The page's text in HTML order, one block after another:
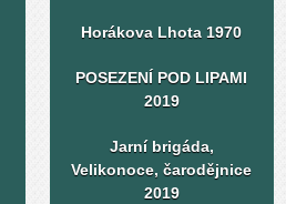
Horákova Lhota 1970
POSEZENÍ POD LIPAMI
2019
Jarní brigáda,
Velikonoce, čarodějnice
2019